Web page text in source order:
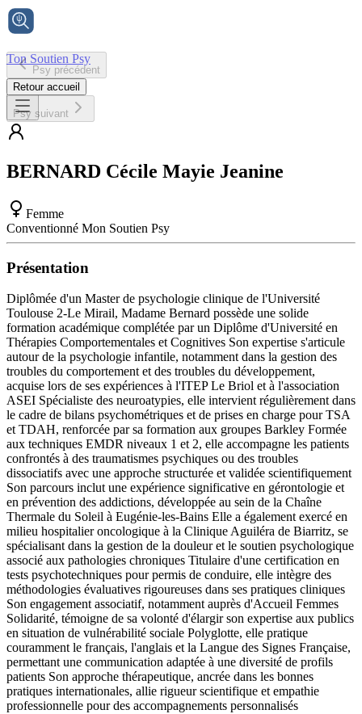
Ton Soutien Psy
Accueil
Psy précédent
Retour accueil
Psy suivant
BERNARD Cécile Mayie Jeanine
Femme
Conventionné Mon Soutien Psy
Présentation
Diplômée d'un Master de psychologie clinique de l'Université
Toulouse 2-Le Mirail, Madame Bernard possède une solide
formation académique complétée par un Diplôme d'Université en
Thérapies Comportementales et Cognitives Son expertise s'articule
autour de la psychologie infantile, notamment dans la gestion des
troubles du comportement et des troubles du développement,
acquise lors de ses expériences à l'ITEP Le Briol et à l'association
ASEI Spécialiste des neuroatypies, elle intervient régulièrement dans
le cadre de bilans psychométriques et de prises en charge pour TSA
et TDAH, renforcée par sa formation aux groupes Barkley Formée
aux techniques EMDR niveaux 1 et 2, elle accompagne les patients
confrontés à des traumatismes psychiques ou des troubles
dissociatifs avec une approche structurée et validée scientifiquement
Son parcours inclut une expérience significative en gérontologie et
en prévention des addictions, développée au sein de la Chaîne
Thermale du Soleil à Eugénie-les-Bains Elle a également exercé en
milieu hospitalier oncologique à la Clinique Aguiléra de Biarritz, se
spécialisant dans la gestion de la douleur et le soutien psychologique
associé aux pathologies chroniques Titulaire d'une certification en
tests psychotechniques pour permis de conduire, elle intègre des
méthodologies évaluatives rigoureuses dans ses pratiques cliniques
Son engagement associatif, notamment auprès d'Accueil Femmes
Solidarité, témoigne de sa volonté d'élargir son expertise aux publics
en situation de vulnérabilité sociale Polyglotte, elle pratique
couramment le français, l'anglais et la Langue des Signes Française,
permettant une communication adaptée à une diversité de profils
patients Son approche thérapeutique, ancrée dans les bonnes
pratiques internationales, allie rigueur scientifique et empathie
professionnelle pour des accompagnements personnalisés